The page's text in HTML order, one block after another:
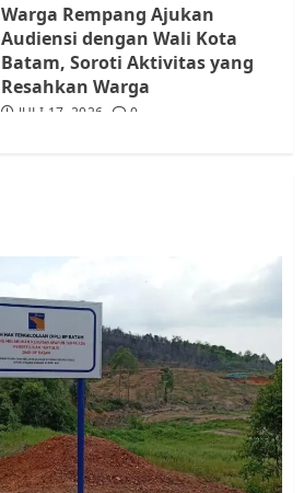
Warga Rempang Ajukan
Audiensi dengan Wali Kota
Batam, Soroti Aktivitas yang
Resahkan Warga
JULI 17, 2026 0
Pemko Batam Tegaskan RT dan
RW bukan Petugas Pendataan
dan Pemungutan Pajak
AGUSTUS 1, 2026 0